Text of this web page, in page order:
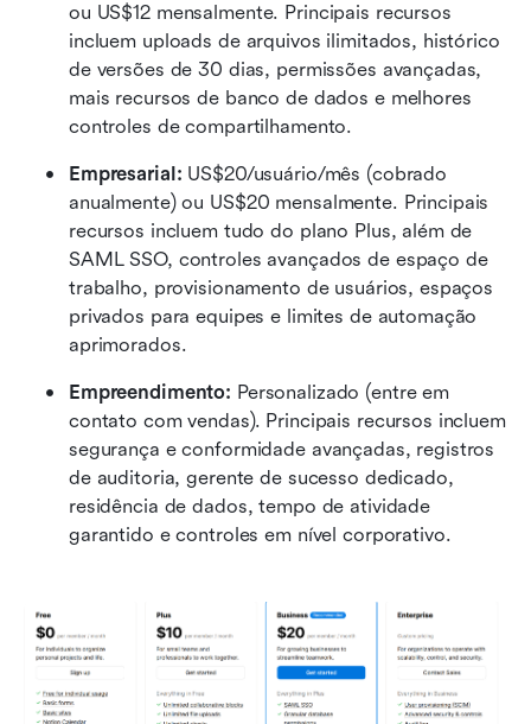
ou US$12 mensalmente. Principais recursos
incluem uploads de arquivos ilimitados, histórico
de versões de 30 dias, permissões avançadas,
mais recursos de banco de dados e melhores
controles de compartilhamento.
Empresarial: US$20/usuário/mês (cobrado
anualmente) ou US$20 mensalmente. Principais
recursos incluem tudo do plano Plus, além de
SAML SSO, controles avançados de espaço de
trabalho, provisionamento de usuários, espaços
privados para equipes e limites de automação
aprimorados.
Empreendimento: Personalizado (entre em
contato com vendas). Principais recursos incluem
segurança e conformidade avançadas, registros
de auditoria, gerente de sucesso dedicado,
residência de dados, tempo de atividade
garantido e controles em nível corporativo.